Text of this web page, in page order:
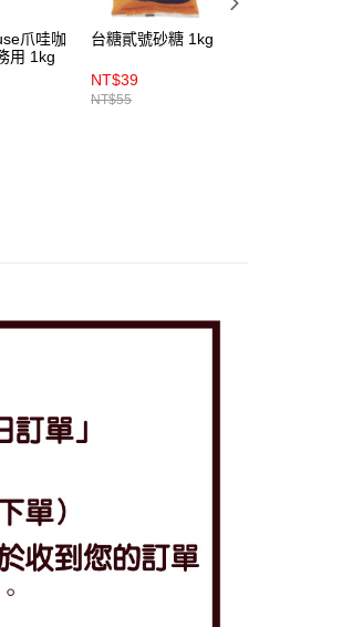
爪哇咖
用 1kg
台糖貳號砂糖 1kg
NT$39
NT$55